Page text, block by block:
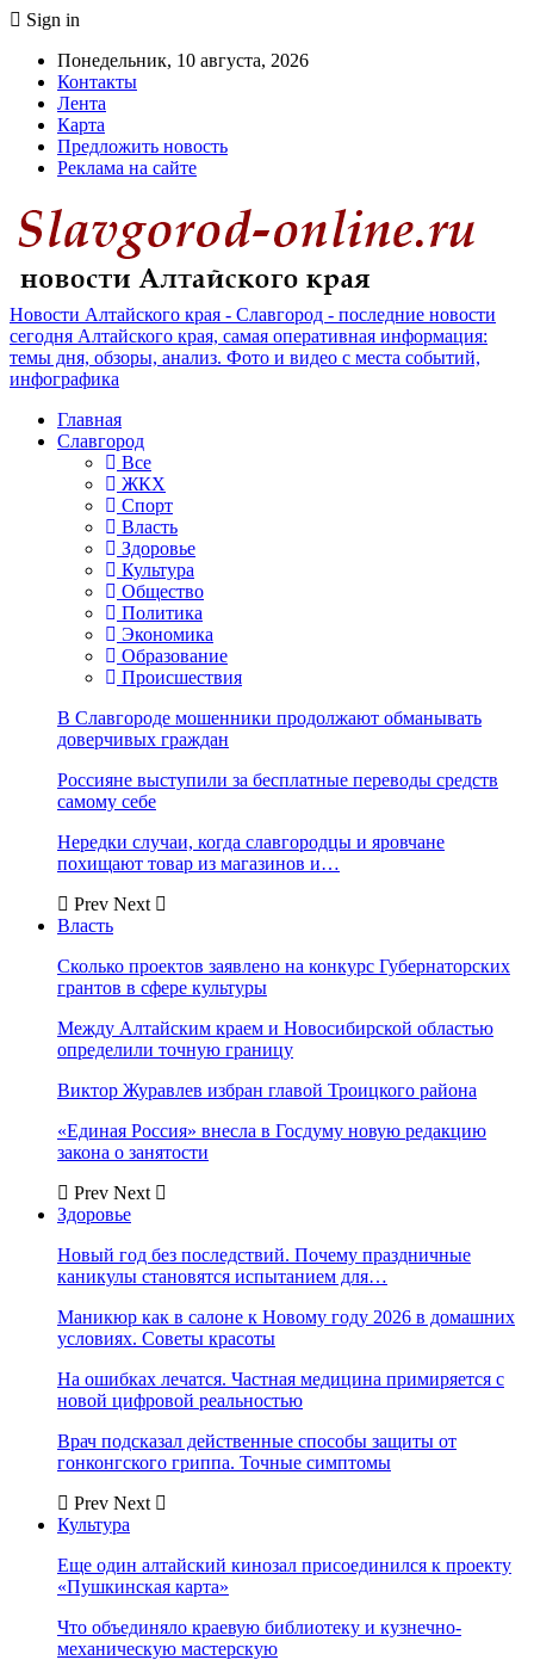
Sign in
Понедельник, 10 августа, 2026
Контакты
Лента
Карта
Предложить новость
Реклама на сайте
Новости Алтайского края - Славгород - последние новости
сегодня Алтайского края, самая оперативная информация:
темы дня, обзоры, анализ. Фото и видео с места событий,
инфографика
Главная
Славгород
Все
ЖКХ
Спорт
Власть
Здоровье
Культура
Общество
Политика
Экономика
Образование
Происшествия
В Славгороде мошенники продолжают обманывать
доверчивых граждан
Россияне выступили за бесплатные переводы средств
самому себе
Нередки случаи, когда славгородцы и яровчане
похищают товар из магазинов и…
Prev Next
Власть
Сколько проектов заявлено на конкурс Губернаторских
грантов в сфере культуры
Между Алтайским краем и Новосибирской областью
определили точную границу
Виктор Журавлев избран главой Троицкого района
«Единая Россия» внесла в Госдуму новую редакцию
закона о занятости
Prev Next
Здоровье
Новый год без последствий. Почему праздничные
каникулы становятся испытанием для…
Маникюр как в салоне к Новому году 2026 в домашних
условиях. Советы красоты
На ошибках лечатся. Частная медицина примиряется с
новой цифровой реальностью
Врач подсказал действенные способы защиты от
гонконгского гриппа. Точные симптомы
Prev Next
Культура
Еще один алтайский кинозал присоединился к проекту
«Пушкинская карта»
Что объединяло краевую библиотеку и кузнечно-
механическую мастерскую